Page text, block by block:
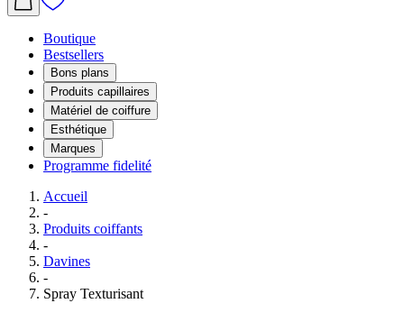
Boutique
Bestsellers
Bons plans
Produits capillaires
Matériel de coiffure
Esthétique
Marques
Programme fidelité
Accueil
-
Produits coiffants
-
Davines
-
Spray Texturisant